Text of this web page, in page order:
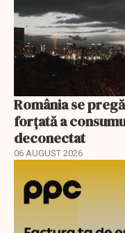
România se
forțată a
deconectat
06 AUGUST 2026